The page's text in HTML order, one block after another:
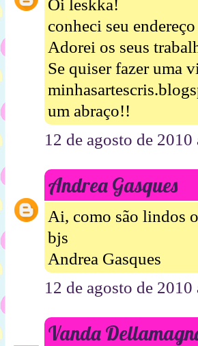
Oi leskka!
conheci seu
Adorei os seus
Se quiser fazer uma
um abraço!!
12 de agosto de 2010
Andrea Gasques
Ai, como são lindos
bjs
Andrea Gasques
12 de agosto de 2010
Vanda